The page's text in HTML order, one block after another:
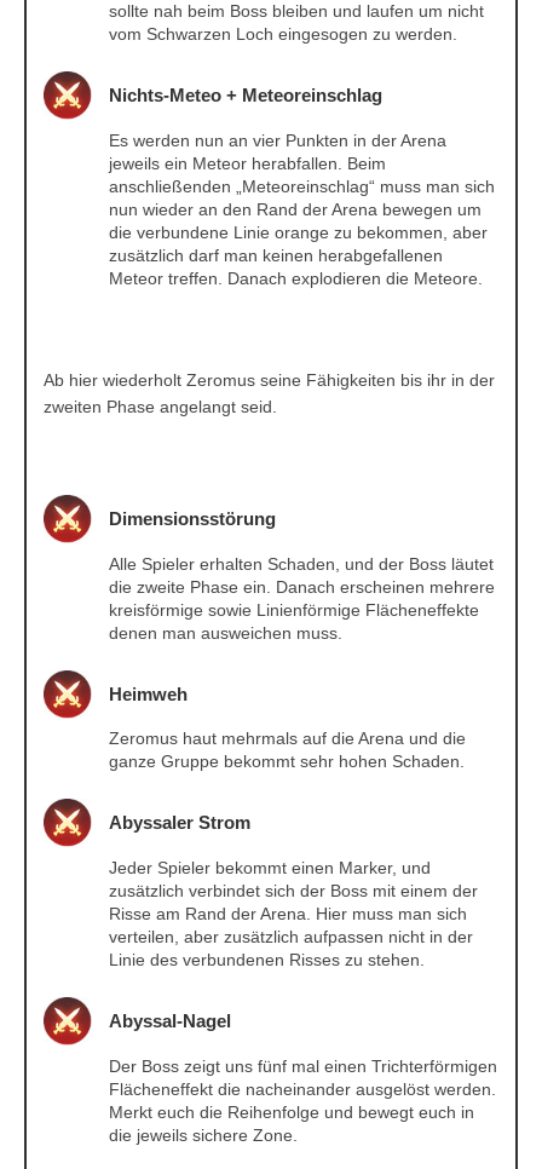
sollte nah beim Boss bleiben und laufen um nicht
vom Schwarzen Loch eingesogen zu werden.
Nichts-Meteo + Meteoreinschlag
Es werden nun an vier Punkten in der Arena
jeweils ein Meteor herabfallen. Beim
anschließenden „Meteoreinschlag“ muss man sich
nun wieder an den Rand der Arena bewegen um
die verbundene Linie orange zu bekommen, aber
zusätzlich darf man keinen herabgefallenen
Meteor treffen. Danach explodieren die Meteore.
Ab hier wiederholt Zeromus seine Fähigkeiten bis ihr in der
zweiten Phase angelangt seid.
Dimensionsstörung
Alle Spieler erhalten Schaden, und der Boss läutet
die zweite Phase ein. Danach erscheinen mehrere
kreisförmige sowie Linienförmige Flächeneffekte
denen man ausweichen muss.
Heimweh
Zeromus haut mehrmals auf die Arena und die
ganze Gruppe bekommt sehr hohen Schaden.
Abyssaler Strom
Jeder Spieler bekommt einen Marker, und
zusätzlich verbindet sich der Boss mit einem der
Risse am Rand der Arena. Hier muss man sich
verteilen, aber zusätzlich aufpassen nicht in der
Linie des verbundenen Risses zu stehen.
Abyssal-Nagel
Der Boss zeigt uns fünf mal einen Trichterförmigen
Flächeneffekt die nacheinander ausgelöst werden.
Merkt euch die Reihenfolge und bewegt euch in
die jeweils sichere Zone.